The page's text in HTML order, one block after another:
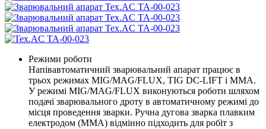
Режими роботи
Напівавтоматичний зварювальний апарат працює в
трьох режимах MIG/MAG/FLUX, TIG DC-LIFT і ММА.
У режимі MIG/MAG/FLUX виконуються роботи шляхом
подачі зварювального дроту в автоматичному режимі до
місця проведення зварки. Ручна дугова зварка плавким
електродом (ММА) відмінно підходить для робіт з